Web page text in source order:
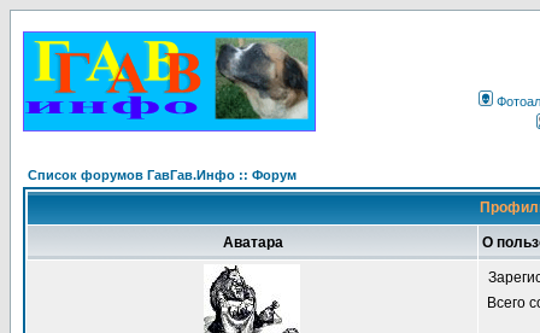
Список форумов ГавГав.Инфо :: Форум
Аватара О
Всего